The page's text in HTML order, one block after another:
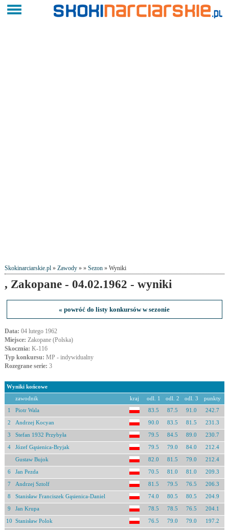
Skokinarciarskie.pl» Zawody» » Sezon » Wyniki
, Zakopane - 04.02.1962 - wyniki
« powróć do listy konkursów w sezonie
Data: 04 lutego 1962
Miejsce: Zakopane (Polska)
Skocznia: K-116
Typ konkursu: MP - indywidualny
Rozegrane serie: 3
Wyniki końcowe
zawodnik kraj odl. 1 odl. 2 odl. 3 punkty
1 Piotr Wala 83.5 87.5 91.0 242.7
2 Andrzej Kocyan 90.0 83.5 81.5 231.3
3 Stefan 1932 Przybyła 79.5 84.5 89.0 230.7
4 Józef Gąsienica-Bryjak 79.5 79.0 84.0 212.4
Gustaw Bujok 82.0 81.5 79.0 212.4
6 Jan Pezda 70.5 81.0 81.0 209.3
7 Andrzej Sztolf 81.5 79.5 76.5 206.3
8 Stanisław Franciszek Gąsienica-Daniel 74.0 80.5 80.5 204.9
9 Jan Krupa 78.5 78.5 76.5 204.1
10 Stanisław Polok 76.5 79.0 79.0 197.2